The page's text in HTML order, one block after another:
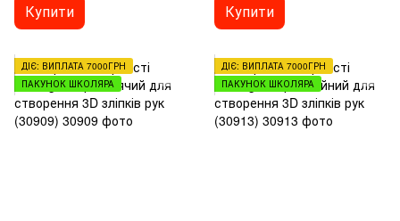
Купити Купити
ДІЄ: ВИПЛАТА 7000ГРН
ПАКУНОК ШКОЛЯРА
ДІЄ: ВИПЛАТА 7000ГРН
ПАКУНОК ШКОЛЯРА